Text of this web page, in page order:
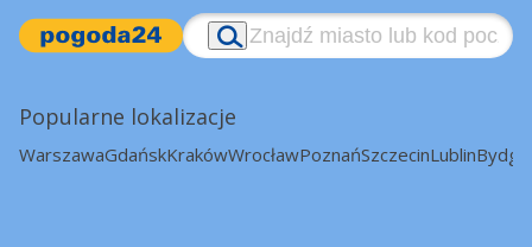
Popularne lokalizacje
WarszawaGdańskKrakówWrocławPoznańSzczecinLublin